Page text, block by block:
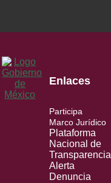
Enlaces
Participa
Marco Jurídico
Plataforma
Nacional de
Transparencia
Alerta
Denuncia